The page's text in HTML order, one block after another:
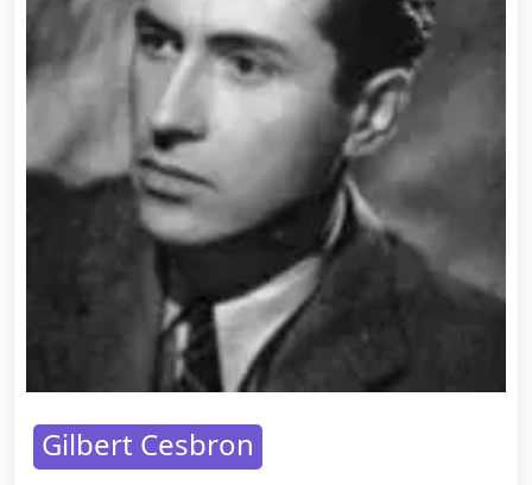
Gilbert Cesbron